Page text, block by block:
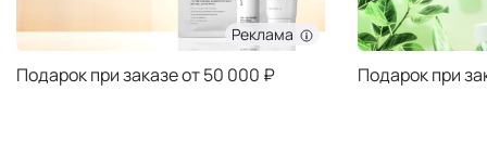
Реклама
Подарок при заказе от 50 000 ₽ Подарок при